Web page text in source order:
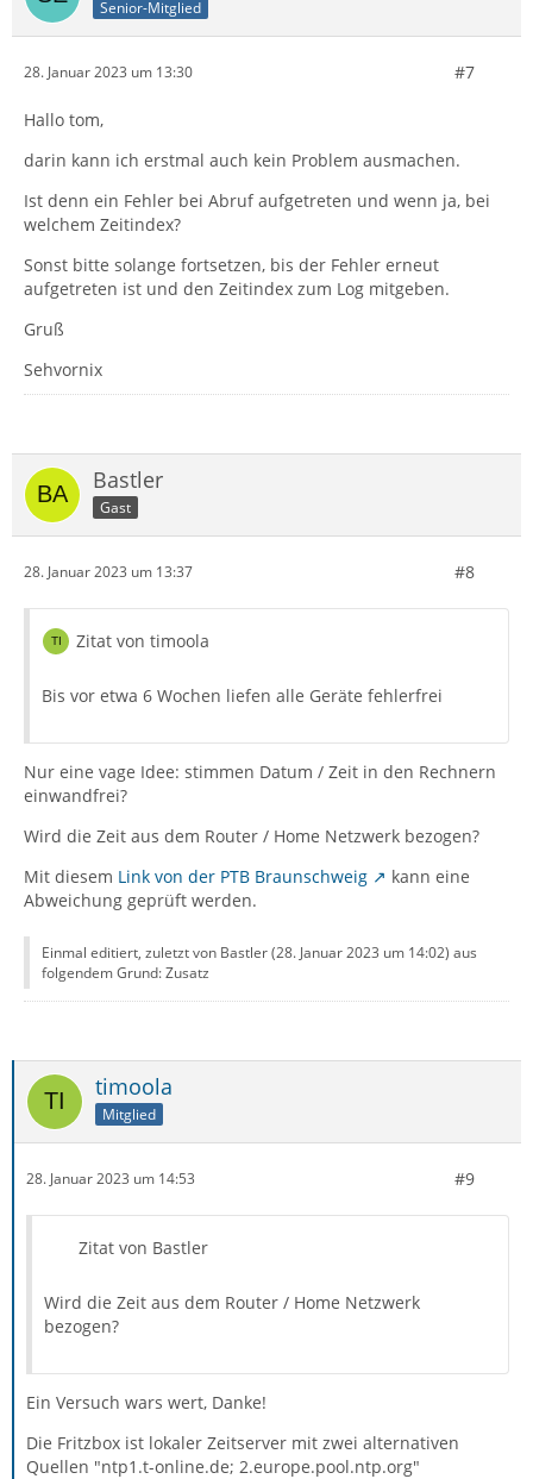
2023-01-28 12:06:57.796000 UTC - [Parent
Senior-Mitglied
28. Januar 2023 um 13:30 #7
Hallo tom,
darin kann ich erstmal auch kein Problem ausmachen.
Ist denn ein Fehler bei Abruf aufgetreten und wenn ja, bei
welchem Zeitindex?
Sonst bitte solange fortsetzen, bis der Fehler erneut
aufgetreten ist und den Zeitindex zum Log mitgeben.
Gruß
Sehvornix
Bastler
Gast
28. Januar 2023 um 13:37 #8
Zitat von timoola
Bis vor etwa 6 Wochen liefen alle Geräte fehlerfrei
Nur eine vage Idee: stimmen Datum / Zeit in den Rechnern
einwandfrei?
Wird die Zeit aus dem Router / Home Netzwerk bezogen?
Mit diesem Link von der PTB Braunschweig
kann eine
Abweichung geprüft werden.
Einmal editiert, zuletzt von Bastler (28. Januar 2023 um 14:02) aus
folgendem Grund: Zusatz
timoola
Mitglied
28. Januar 2023 um 14:53 #9
Zitat von Bastler
Wird die Zeit aus dem Router / Home Netzwerk
bezogen?
Ein Versuch wars wert, Danke!
Die Fritzbox ist lokaler Zeitserver mit zwei alternativen
Quellen "ntp1.t-online.de; 2.europe.pool.ntp.org"